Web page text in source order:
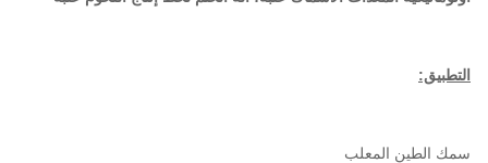
التطبيق:
سمك الطين المعلب